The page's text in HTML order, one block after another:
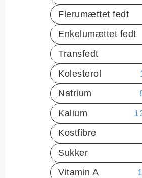
Flerumættet fedt
Enkelumættet fedt
Transfedt
Kolesterol
Natrium
Kalium
Kostfibre
Sukker
Vitamin A